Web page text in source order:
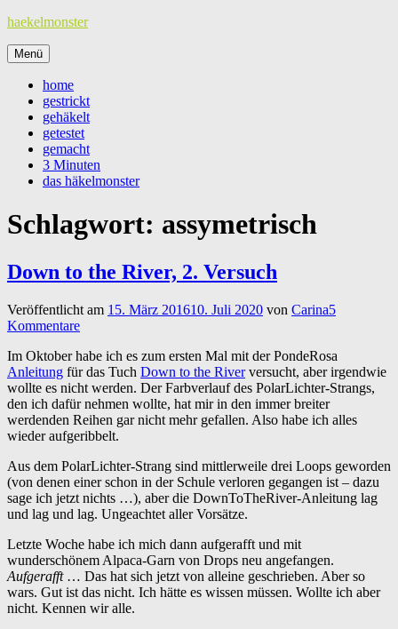
Zum
springen
haekelmonster
Menü
home
gestrickt
gehäkelt
getestet
gemacht
3 Minuten
das häkelmonster
Schlagwort: assymetrisch
Down to the River, 2. Versuch
Veröffentlicht am 15. März 201610. Juli 2020 von Carina5
Kommentare
Im Oktober habe ich es zum ersten Mal mit der PondeRosa
Anleitung für das Tuch Down to the Riverversucht, aber irgendwie
wollte es nicht werden. Der Farbverlauf des PolarLichter-Strangs,
den ich dafür nehmen wollte, hat mir in den immer breiter
werdenden Reihen gar nicht mehr gefallen. Also habe ich alles
wieder aufgeribbelt.
Aus dem PolarLichter-Strang sind mittlerweile drei Loops geworden
(von denen einer schon in der Schule verloren gegangen ist – dazu
sage ich jetzt nichts …), aber die DownToTheRiver-Anleitung lag
und lag und lag. Ungeachtet aller Vorsätze.
Letzte Woche habe ich mich dann aufgerafft und mit
wunderschönem Alpaca-Garn von Drops neu angefangen.
Aufgerafft… Das hat sich jetzt von alleine geschrieben. Aber so
wars. Gut ist das nicht. Ich hätte es wissen müssen. Wollte ich aber
nicht. Kennen wir alle.